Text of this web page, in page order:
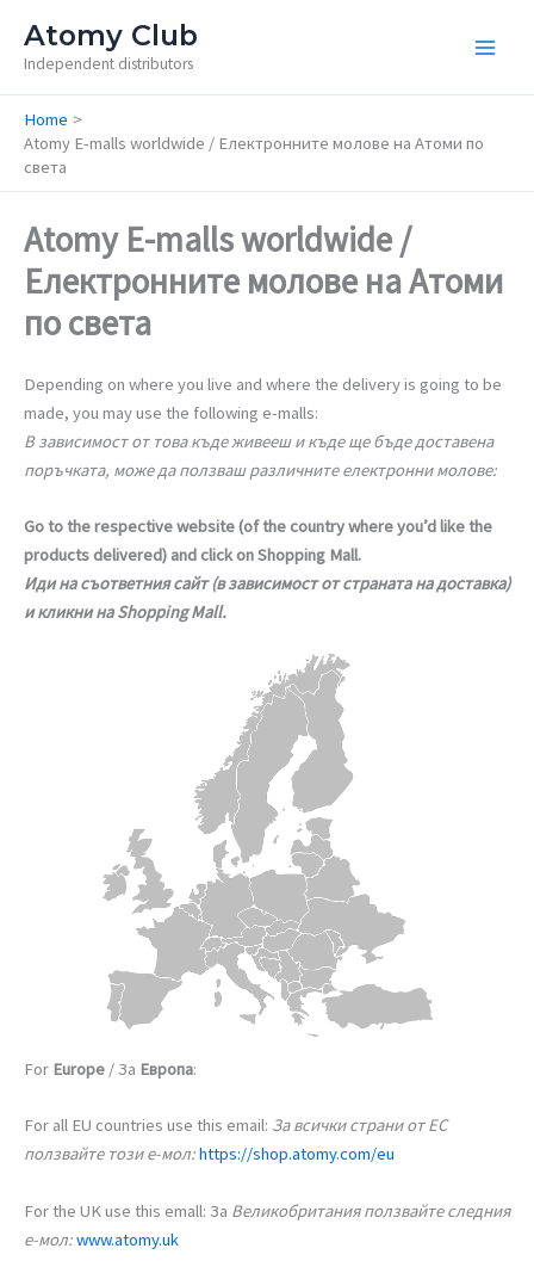
content
Atomy Club
Independent distributors
Home
Atomy E-malls worldwide / Електронните молове на Атоми по
света
Atomy E-malls worldwide /
Електронните молове на Атоми
по света
Depending on where you live and where the delivery is going to be
made, you may use the following e-malls:
В зависимост от това къде живееш и къде ще бъде доставена
поръчката, може да ползваш различните електронни молове:
Go to the respective website (of the country where you’d like the
products delivered) and click on Shopping Mall.
Иди на съответния сайт (в зависимост от страната на доставка)
и кликни на Shopping Mall.
For Europe / За Европа:
For all EU countries use this email: За всички страни от ЕС
ползвайте този е-мол:https://shop.atomy.com/eu
For the UK use this emall: За Великобритания ползвайте следния
е-мол:www.atomy.uk